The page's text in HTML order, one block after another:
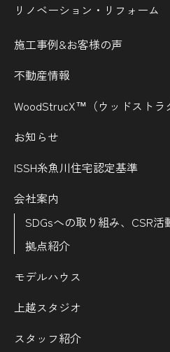
リノベーション・リフォーム
施工事例&お客様の声
不動産情報
WoodStrucX™（ウッドストラ
お知らせ
ISSH糸魚川住宅認定基準
会社案内
SDGsへの取り組み、CSR活
拠点紹介
モデルハウス
上越スタジオ
スタッフ紹介